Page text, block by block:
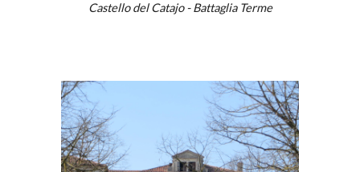
Castello del Catajo - Battaglia Terme